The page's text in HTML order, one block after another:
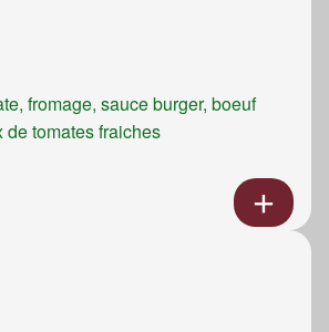
fromage, sauce burger, boeuf
de tomates fraiches